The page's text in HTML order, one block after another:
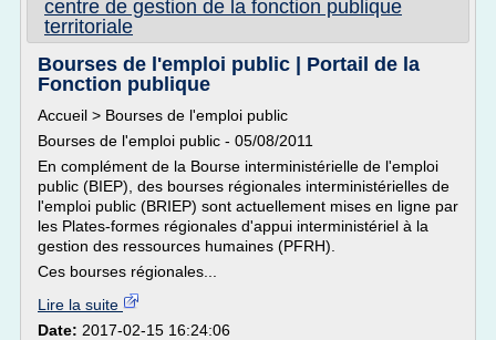
centre de gestion de la fonction publique
territoriale
Bourses de l'emploi public | Portail de la
Fonction publique
Accueil > Bourses de l'emploi public
Bourses de l'emploi public - 05/08/2011
En complément de la Bourse interministérielle de l'emploi
public (BIEP), des bourses régionales interministérielles de
l'emploi public (BRIEP) sont actuellement mises en ligne par
les Plates-formes régionales d'appui interministériel à la
gestion des ressources humaines (PFRH).
Ces bourses régionales...
Lire la suite
Date: 2017-02-15 16:24:06